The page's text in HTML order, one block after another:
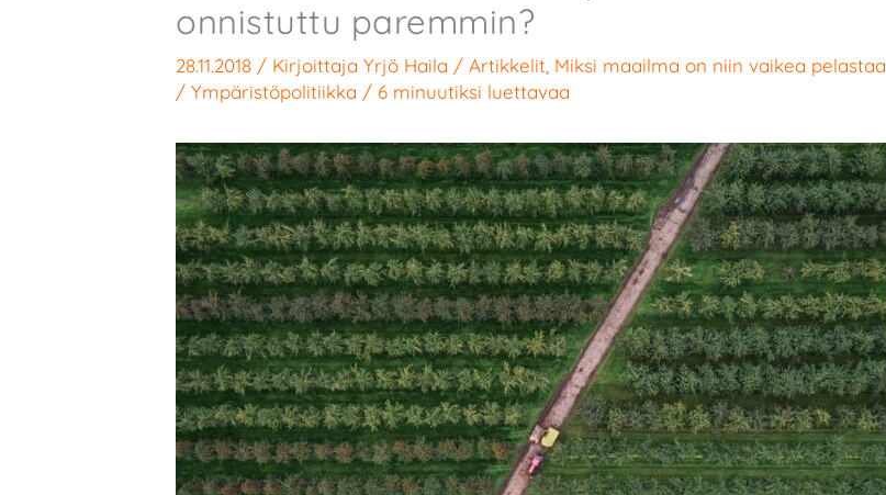
onnistuttu paremmin?
28.11.2018 / Kirjoittaja Yrjö Haila / Artikkelit Miksi maailma on niin vaikea pelastaa
/ Ympäristöpolitiikka / 6 minuutiksi luettavaa